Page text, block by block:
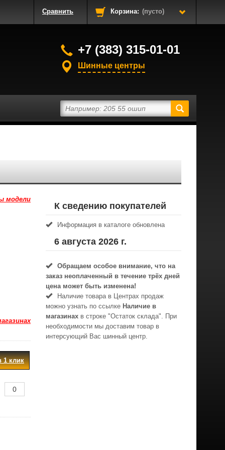
Сравнить Корзина: (пусто)
+7 (383) 315-01-01
Шинные центры
модели
1 клик
К сведению покупателей
Информация в каталоге обновлена
6 августа 2026 г.
Обращаем особое внимание, что на
заказ неоплаченный в течениe трёх дней
цена может быть изменена!
Наличие товара в Центрах продаж
можно узнать по ссылке Наличие в
магазинах в строке "Остаток склада". При
необходимости мы доставим товар в
интерсующий Вас шинный центр.